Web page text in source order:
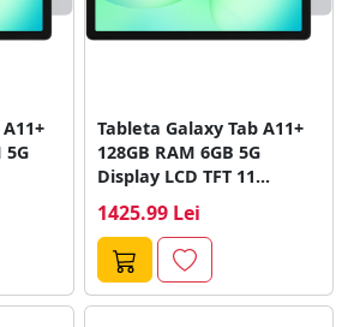
5G
Tableta Galaxy Tab A11+
128GB RAM 6GB 5G
Display LCD TFT 11...
1425.99 Lei